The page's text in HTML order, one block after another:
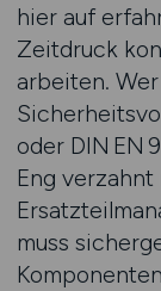
hier auf
Zeitdruck
arbeiten.
oder DIN EN
Eng
muss